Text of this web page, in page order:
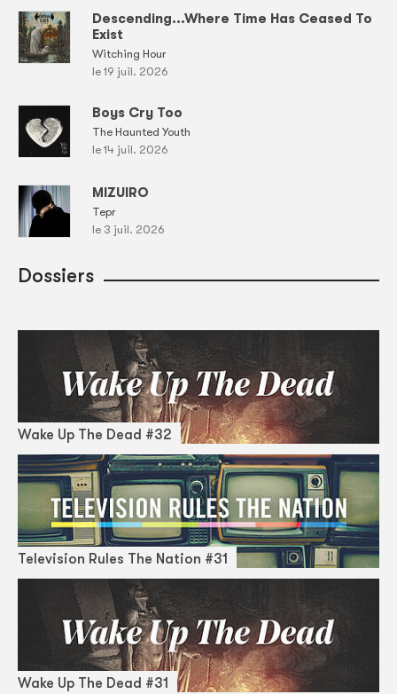
Descending...Where Time Has Ceased To
Exist
Witching Hour
le 19 juil. 2026
Boys Cry Too
The Haunted Youth
le 14 juil. 2026
MIZUIRO
Tepr
le 3 juil. 2026
Dossiers
Wake Up The Dead #32
Television Rules The Nation #31
Wake Up The Dead #31